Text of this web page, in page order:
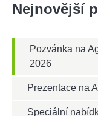
Nejnovější
Pozvánka na
2026
Prezentace na
Speciální